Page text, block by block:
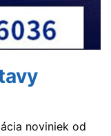
noviniek od